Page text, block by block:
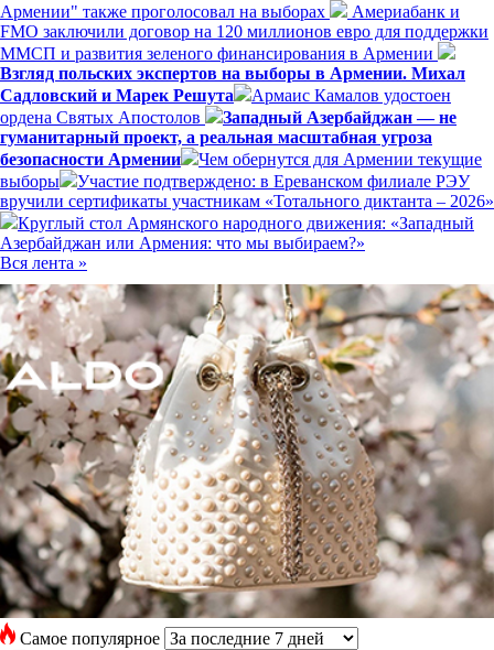
Армении" также проголосовал на выборах
Америабанк и
FMO заключили договор на 120 миллионов евро для поддержки
ММСП и развития зеленого финансирования в Армении
Взгляд польских экспертов на выборы в Армении. Михал
Садловский и Марек Решута
Армаис Камалов удостоен
ордена Святых Апостолов
Западный Азербайджан — не
гуманитарный проект, а реальная масштабная угроза
безопасности Армении
Чем обернутся для Армении текущие
выборы
Участие подтверждено: в Ереванском филиале РЭУ
вручили сертификаты участникам «Тотального диктанта – 2026»
Круглый стол Армянского народного движения: «Западный
Азербайджан или Армения: что мы выбираем?»
Вся лента »
Самое популярное